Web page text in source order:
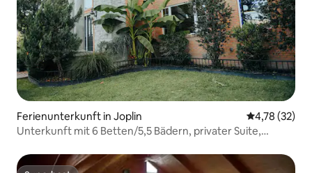
Ferienunterkunft in Joplin
4,78 (32)
Unterkunft mit 6 Betten/5,5 Bädern, privater Suite,